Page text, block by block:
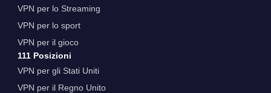
VPN per lo Streaming
VPN per lo sport
VPN per il gioco
111 Posizioni
VPN per gli Stati Uniti
VPN per il Regno Unito